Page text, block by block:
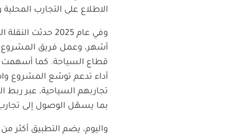
الاطلاع على التجارب
أشهر، وعمل فريق المشروع
قطاع السياحة. كما أسهمت
أداء تدعم توسّع المشروع
تجاربهم السياحية، عبر
بما يسهّل الوصول إلى تجارب